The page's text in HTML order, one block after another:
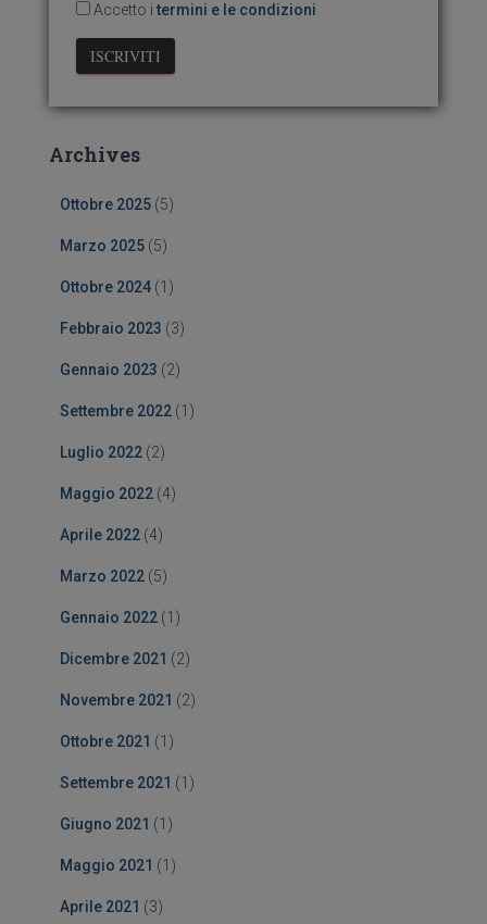
Accetto i termini e le condizioni
Archives
Ottobre 2025 (5)
Marzo 2025 (5)
Ottobre 2024 (1)
Febbraio 2023 (3)
Gennaio 2023 (2)
Settembre 2022 (1)
Luglio 2022 (2)
Maggio 2022 (4)
Aprile 2022 (4)
Marzo 2022 (5)
Gennaio 2022 (1)
Dicembre 2021 (2)
Novembre 2021 (2)
Ottobre 2021 (1)
Settembre 2021 (1)
Giugno 2021 (1)
Maggio 2021 (1)
Aprile 2021 (3)